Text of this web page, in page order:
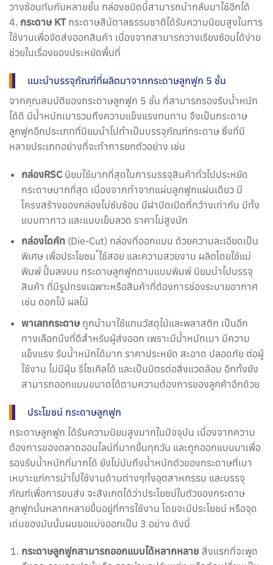
วางซ้อนทับกันหลายชั้น กล่องชนิดนี้สามารถนำกลับมาใช้อีกได้
4. กระดาษ KT กระดาษสีน้ตาลธรรมชาติได้รับความนิยมสูงในการ
ใช้งานเพื่อจัดส่งออกสินค้า เนื่องจากสามารถวางเรียงซ้อนได้ง่าย
ช่วยในเรื่องของประหยัดพื้นที่
แนะนำบรรจุภัณฑ์ที่ผลิตมาจากกระดาษลูกฟูก 5 ชั้น
จากคุณสมบัติของกระดาษลูกฟูก 5 ชั้น ที่สามารถรองรับน้ำหนัก
ได้ดี มีน้ำหนักเบารวมถึงความแข็งแรงทนทาน จึงเป็นกระดาษ
ลูกฟูกอีกประเภทที่นิยมนำไปทำเป็นบรรจุภัณฑ์กระดาษ ซึ่งที่มี
หลายประเภทอย่างที่จะทำการยกตัวอย่าง เช่น
กล่องRSC นิยมใช้มากที่สุดในการบรรจุสินค้าทั่วไปประหยัด
กระดาษมากที่สุด เนื่องจากทำจากแผ่นลูกฟูกแผ่นเดียว มี
โครงสร้างของกล่องไม่ซับซ้อน มีฝาปิดเปิดที่กว้างเท่ากัน มีทั้ง
แบบทากาว และแบบเย็บลวด ราคาไม่สูงนัก
กล่องไดคัท (Die-Cut) กล่องที่ออกแบบ ด้วยความละเอียดเป็น
พิเศษ เพื่อประโยชน ์ใช้สอย และความสวยงาม ผลิตโดยใช้แม่
พิมพ์ ปั๊มลงบน กระดาษลูกฟูกตามแบบพิมพ์ นิยมนำไปบรรจุ
สินค้า ที่มีรูปทรงเฉพาะหรือสินค้าที่ต้องการช่องระบายอากาศ
เช่น ดอกไม้ ผลไม้
พาเลทกระดาษถูกนำมาใช้แทนวัสดุไม้และพลาสติก เป็นอีก
ทางเลือกนึงที่ดีสำหรับผู้ส่งออก เพราะมีน้ำหนักเบา มีความ
แข็งแรง รับน้ำหนักได้มาก ราคาประหยัด สะอาด ปลอดภัย ต่อผู้
ใช้งาน ไม่มีฝุ่น รีไซเคิลได้ และเป็นมิตรต่อสิ่งแวดล้อม อีกทั้งยัง
สามารถออกแบบขนาดได้ตามความต้องการของลูกค้าอีกด้วย
ประโยชน์ กระดาษลูกฟูก
กระดาษลูกฟูก ได้รับความนิยมสูงมากในปัจจุบัน เนื่องจากความ
ต้องการของตลาดออนไลน์ที่มากขึ้นทุกวัน และถูกออกแบบมาเพื่อ
รองรับน้ำหนักที่มากได้ ยังไม่นับถึงน้ำหนักตัวของกระดาษที่เบา
เหมาะแก่การนำไปใช้งานด้านต่างๆทั้งอุตสาหกรรม และบรรจุ
ภัณฑ์เพื่อการขนส่ง จะสังเกตได้ว่าประโยชน์ในตัวของกระดาษ
ลูกฟูกนั้นหลากหลายขึ้นอยู่ที่การใช้งาน โดยจะมีประโยชน์ หรือจุด
เด่นของมันนั้นผมขอแบ่งออกเป็น 3 อย่าง ดังนี้
กระดาษลูกฟูกสามารถออกแบบได้หลากหลาย สิ่งแรกที่จะพูด